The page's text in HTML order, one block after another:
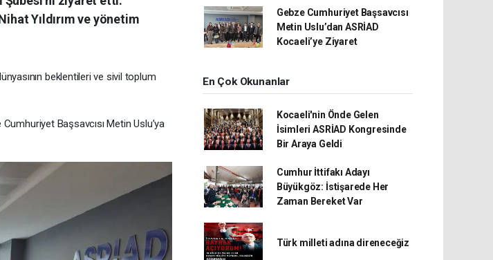
Yıldırım ve yönetim
beklentileri ve sivil toplum
Başsavcısı Metin Uslu’ya
Gebze Cumhuriyet Başsavcısı
Metin Uslu’dan ASRİAD
Kocaeli’ye Ziyaret
En Çok Okunanlar
Kocaeli'nin Önde Gelen
İsimleri ASRİAD Kongresinde
Bir Araya Geldi
Cumhur İttifakı Adayı
Büyükgöz: İstişarede Her
Zaman Bereket Var
Türk milleti adına direneceğiz